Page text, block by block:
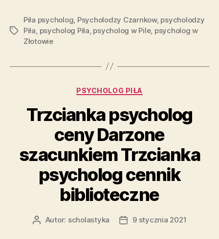
Tagi
Piła psycholog Psycholodzy Czarnkow, psycholodzy
Piła psycholog Piła psycholog w Pile, psycholog w
Złotowie
Kategorie
PSYCHOLOG PIŁA
Trzcianka psycholog
ceny Darzone
szacunkiem Trzcianka
psycholog cennik
biblioteczne
AutorAutor: scholastyka
Data9 stycznia 2021